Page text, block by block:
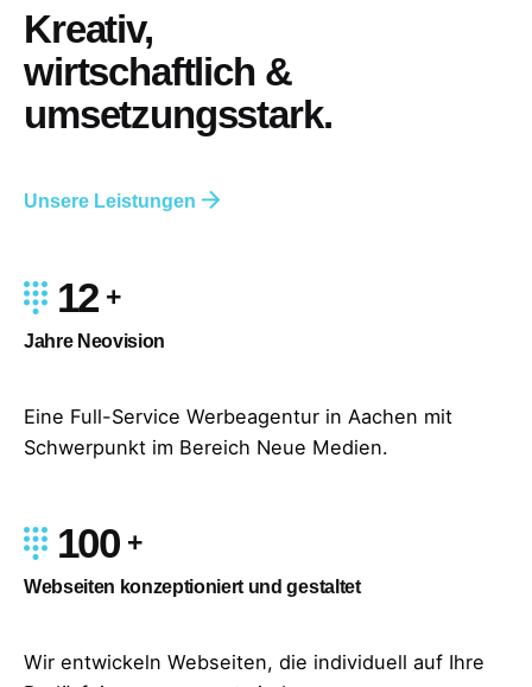
Kreativ,
wirtschaftlich &
umsetzungs­stark.
Unsere Leistungen
12
Jahre Neovision
Eine Full-Service Werbeagentur in Aachen mit
Schwerpunkt im Bereich Neue Medien.
100
Webseiten konzeptioniert und gestaltet
Wir entwickeln Webseiten, die individuell auf Ihre